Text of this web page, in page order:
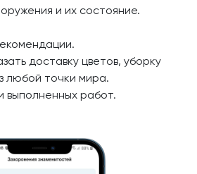
и их состояние.
доставку цветов, уборку
любой точки мира.
выполненных работ.